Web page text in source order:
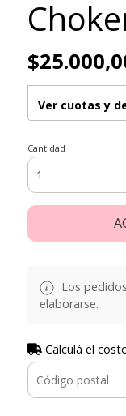
Ver cuotas y
Cantidad
Los
elaborarse.
Calculá el